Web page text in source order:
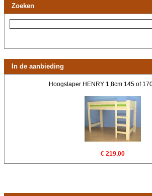
Zoeken
In de aanbieding
Hoogslaper HENRY 1,8cm 145 of
€ 219,00